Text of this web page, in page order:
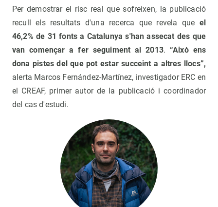
Per demostrar el risc real que sofreixen, la publicació
recull els resultats d'una recerca que revela que el
46,2% de 31 fonts a Catalunya s'han assecat des que
van començar a fer seguiment al 2013. “Això ens
dona pistes del que pot estar succeint a altres llocs”,
alerta Marcos Fernández-Martínez, investigador ERC en
el CREAF, primer autor de la publicació i coordinador
del cas d'estudi.